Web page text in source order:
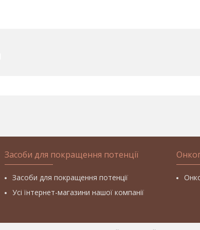
Засоби для покращення потенції
Засоби для покращення потенції
Усі їнтернет-магазини нашої компанії